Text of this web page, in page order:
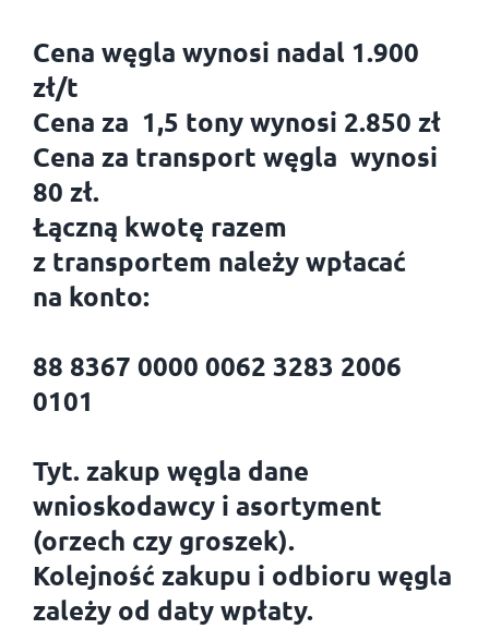
Cena węgla wynosi nadal 1.900
zł/t
Cena za 1,5 tony wynosi 2.850 zł
Cena za transport węgla wynosi
80 zł.
Łączną kwotę razem
z transportem należy wpłacać
na konto:
88 8367 0000 0062 3283 2006
0101
Tyt. zakup węgla dane
wnioskodawcy i asortyment
(orzech czy groszek).
Kolejność zakupu i odbioru węgla
zależy od daty wpłaty.